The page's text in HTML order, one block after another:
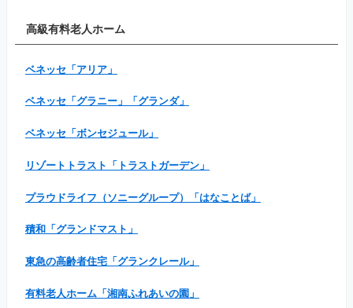
高級有料老人ホーム
ベネッセ「アリア」
ベネッセ「グラニー」「グランダ」
ベネッセ「ボンセジュール」
リゾートトラスト「トラストガーデン」
プラウドライフ（ソニーグループ）「はなことば」
積和「グランドマスト」
東急の高齢者住宅「グランクレール」
有料老人ホーム「湘南ふれあいの園」